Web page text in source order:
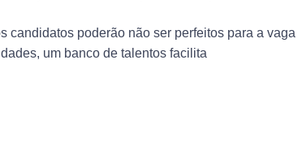
candidatos poderão não ser perfeitos para a vaga
um banco de talentos facilita